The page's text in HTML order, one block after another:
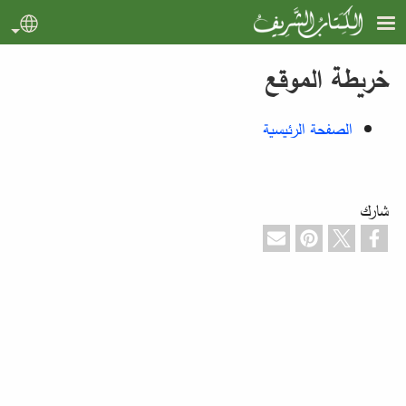
تجاوز إلى المحتوى الرئيسي
خريطة الموقع
الصفحة الرئيسية
شارك